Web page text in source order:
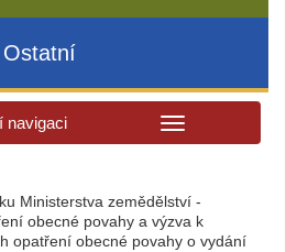
Ostatní
navigaci
Ministerstva zemědělství -
obecné povahy a výzva k
opatření obecné povahy o vydání